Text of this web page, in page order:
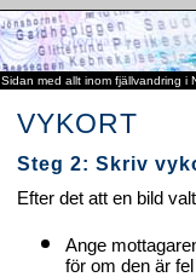
Sidan med allt inom fjällvandring i
VYKORT
Steg 2: Skriv
Efter det att en bild
Ange
för om den är